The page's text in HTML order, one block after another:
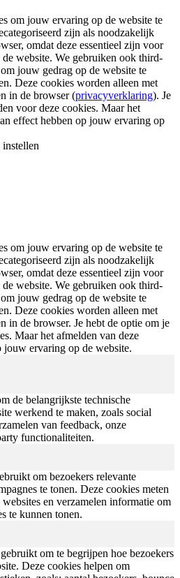
om jouw ervaring op de website te
zijn als noodzakelijk
omdat deze essentieel zijn voor
website. We gebruiken ook third-
jouw gedrag op de website te
Deze cookies worden alleen met
in de browser (privacyverklaring). Je
voor deze cookies. Maar het
effect hebben op jouw ervaring op
om jouw ervaring op de website te
zijn als noodzakelijk
omdat deze essentieel zijn voor
website. We gebruiken ook third-
jouw gedrag op de website te
Deze cookies worden alleen met
in de browser. Je hebt de optie om je
Maar het afmelden van deze
jouw ervaring op de website.
de belangrijkste technische
werkend te maken, zoals social
van feedback, onze
functionaliteiten.
om bezoekers relevante
te tonen. Deze cookies meten
en verzamelen informatie om
te kunnen tonen.
om te begrijpen hoe bezoekers
Deze cookies helpen om